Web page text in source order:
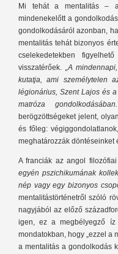
Mi tehát a mentalitás –
mindenekelőtt a
gondolkodásáról azonban,
mentalitás tehát bizonyos
cselekedetekben
visszatérőek. „A
kutatja, ami személytelen
légionárius, Szent Lajos és
matróza
berögzöttségeket jelent,
és főleg:
meghatározzák döntéseinket
A franciák az angol
egyén pszichikumának
nép vagy egy bizonyos
mentalitástörténetről szóló
nagyjából az előző
igen, ez a megbélyegző
mondatokban, hogy „ezzel a
a mentalitás a gondolkodás